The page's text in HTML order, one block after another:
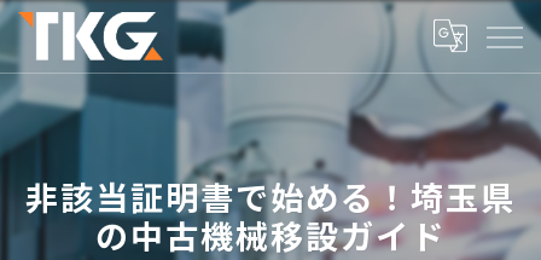
非該当証明書で始める！埼玉県
の中古機械移設ガイド